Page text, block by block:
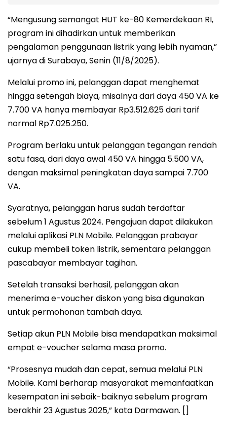
“Mengusung semangat HUT ke-80 Kemerdekaan RI,
program ini dihadirkan untuk memberikan
pengalaman penggunaan listrik yang lebih nyaman,”
ujarnya di Surabaya, Senin (11/8/2025).
Melalui promo ini, pelanggan dapat menghemat
hingga setengah biaya, misalnya dari daya 450 VA ke
7.700 VA hanya membayar Rp3.512.625 dari tarif
normal Rp7.025.250.
Program berlaku untuk pelanggan tegangan rendah
satu fasa, dari daya awal 450 VA hingga 5.500 VA,
dengan maksimal peningkatan daya sampai 7.700
VA.
Syaratnya, pelanggan harus sudah terdaftar
sebelum 1 Agustus 2024. Pengajuan dapat dilakukan
melalui aplikasi PLN Mobile. Pelanggan prabayar
cukup membeli token listrik, sementara pelanggan
pascabayar membayar tagihan.
Setelah transaksi berhasil, pelanggan akan
menerima e-voucher diskon yang bisa digunakan
untuk permohonan tambah daya.
Setiap akun PLN Mobile bisa mendapatkan maksimal
empat e-voucher selama masa promo.
“Prosesnya mudah dan cepat, semua melalui PLN
Mobile. Kami berharap masyarakat memanfaatkan
kesempatan ini sebaik-baiknya sebelum program
berakhir 23 Agustus 2025,” kata Darmawan. []